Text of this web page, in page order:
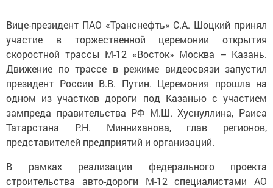
Вице-президент ПАО «Транснефть» С.А. Шоцкий принял
участие в торжественной церемонии открытия
скоростной трассы М-12 «Восток» Москва – Казань.
Движение по трассе в режиме видеосвязи запустил
президент России В.В. Путин. Церемония прошла на
одном из участков дороги под Казанью с участием
зампреда правительства РФ М.Ш. Хуснуллина, Раиса
Татарстана Р.Н. Минниханова, глав регионов,
представителей предприятий и организаций.
В рамках реализации федерального проекта
строительства авто-дороги М-12 специалистами АО